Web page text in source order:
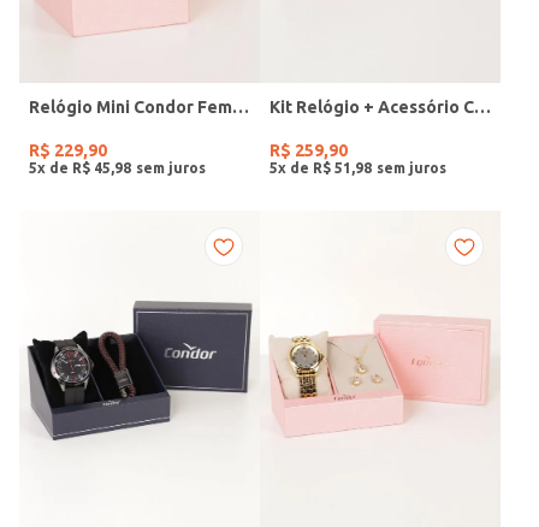
Relógio Mini Condor Feminino DOURADO
R$ 229,90
5x de R$ 45 98
Kit Relógio + Acessório Condor Feminino DOURADO
R$ 259,90
5x de R$ 51 98